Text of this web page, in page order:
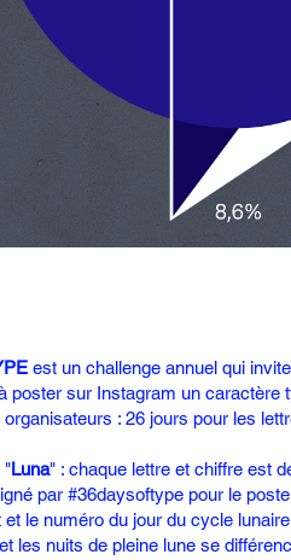
est un challenge annuel qui
poster sur Instagram un caractère
: 26 jours pour les
"Luna" : chaque lettre et chiffre est
par #36daysoftype pour le
et le numéro du jour du cycle
les nuits de pleine lune se